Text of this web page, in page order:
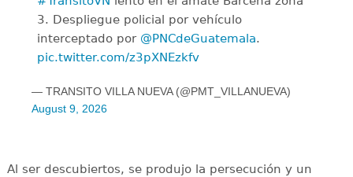
3. Despliegue policial por vehículo
interceptado por @PNCdeGuatemala.
pic.twitter.com/z3pXNEzkfv
— TRANSITO VILLA NUEVA (@PMT_VILLANUEVA)
August 9, 2026
Al ser descubiertos, se produjo la persecución y un